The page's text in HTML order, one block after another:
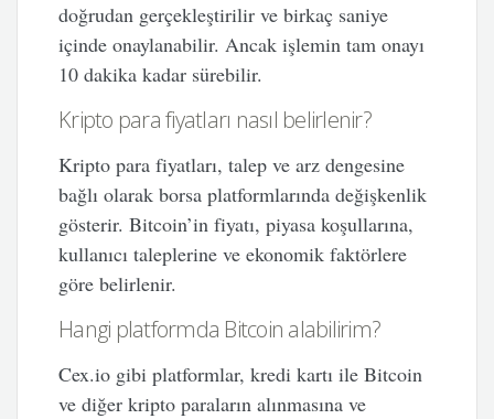
doğrudan gerçekleştirilir ve birkaç saniye
içinde onaylanabilir. Ancak işlemin tam onayı
10 dakika kadar sürebilir.
Kripto para fiyatları nasıl belirlenir?
Kripto para fiyatları, talep ve arz dengesine
bağlı olarak borsa platformlarında değişkenlik
gösterir. Bitcoin’in fiyatı, piyasa koşullarına,
kullanıcı taleplerine ve ekonomik faktörlere
göre belirlenir.
Hangi platformda Bitcoin alabilirim?
Cex.io gibi platformlar, kredi kartı ile Bitcoin
ve diğer kripto paraların alınmasına ve